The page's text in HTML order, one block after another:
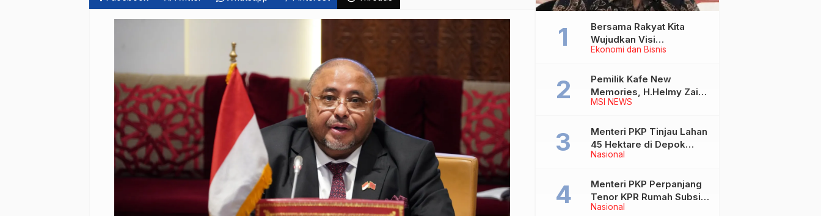
Ekonomi dan Bisnis
Bersama Rakyat Kita
Wujudkan Visi
Kementerian ATR/BPN
MSI NEWS
Pemilik Kafe New
Memories, H.Helmy Zain
Wafat
Nasional
Menteri PKP Tinjau Lahan
45 Hektare di Depok
untuk Pembangunan
Nasional
Menteri PKP Perpanjang
Tenor KPR Rumah Subsidi
hingga 30 Tahun